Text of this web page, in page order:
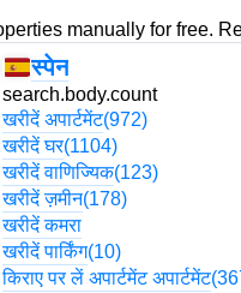
manually for free.
स्पेन
search.body.count
खरीदें अपार्टमेंट(972)
खरीदें घर(1104)
खरीदें वाणिज्यिक(123)
खरीदें ज़मीन(178)
खरीदें कमरा
खरीदें पार्किंग(10)
किराए पर लें अपार्टमेंट अपार्टमेंट